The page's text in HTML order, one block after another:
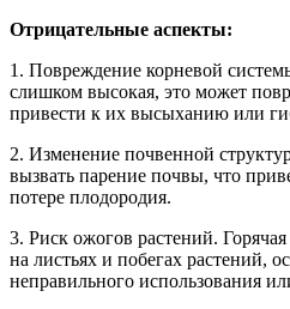
Отрицательные аспекты:
1. Повреждение корневой
слишком высокая, это может
привести к их высыханию или
2. Изменение почвенной
вызвать парение почвы, что
потере плодородия.
3. Риск ожогов растений.
на листьях и побегах растений,
неправильного использования